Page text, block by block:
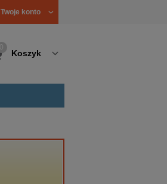
Twoje konto
Koszyk